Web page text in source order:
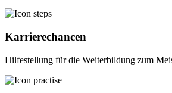
Karrierechancen
Hilfestellung für die Weiterbildung zum